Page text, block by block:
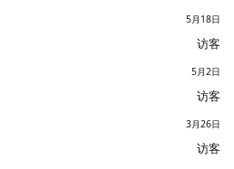
5月18日
访客
5月2日
访客
3月26日
访客